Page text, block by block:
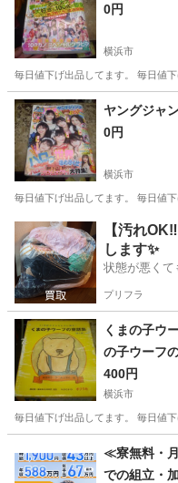
0円
横浜市
毎日値下げ出品してます。 毎日値
神奈川 横浜市 マンガ、
ヤングジャ
0円
横浜市
毎日値下げ出品してます。 毎日値
神奈川 横浜市 マンガ、コ
【汚れ
します✨
状態が悪くて
プリフラ
くまの子ウ
の子ウーフ
400円
横浜市
毎日値下げ出品してます。 毎日値
絵本
≪寮無料・
での組立・